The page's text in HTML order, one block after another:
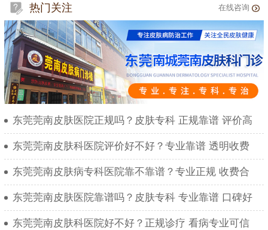
热门关注 在线咨询
东莞莞南皮肤医院正规吗？皮肤专科 正规靠谱 评价高
东莞莞南皮肤科医院评价好不好？专业靠谱 透明收费
东莞莞南皮肤病专科医院靠不靠谱？专业正规 收费合
东莞莞南皮肤医院靠谱吗？皮肤专科 专业靠谱 口碑好
东莞莞南皮肤科医院好不好？正规诊疗 看病专业可信